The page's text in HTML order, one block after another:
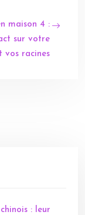
maison 4 :
sur votre
vos racines
: leur